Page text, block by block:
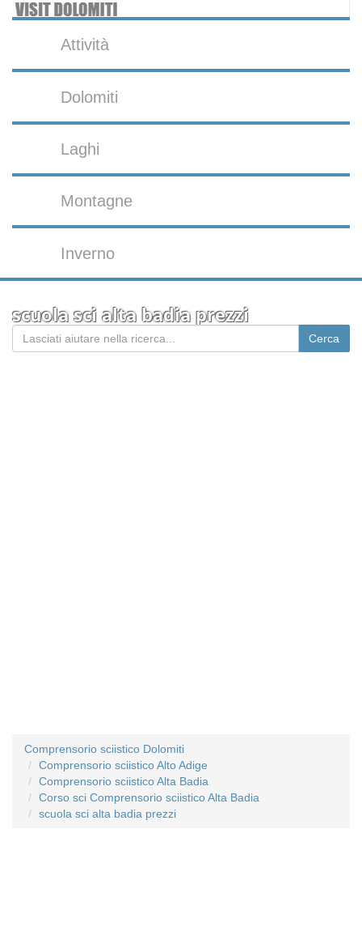
Attività
Dolomiti
Laghi
Montagne
Inverno
scuola sci alta badia prezzi
Comprensorio sciistico Dolomiti
Comprensorio sciistico Alto Adige
Comprensorio sciistico Alta Badia
Corso sci Comprensorio sciistico Alta Badia
scuola sci alta badia prezzi